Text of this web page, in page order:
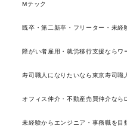
Mテック
既卒・第二新卒・フリーター・未
障がい者雇用・就労移行支援ならワ
寿司職人になりたいなら東京寿司職
オフィス仲介・不動産売買仲介なら
未経験からエンジニア・事務職を目